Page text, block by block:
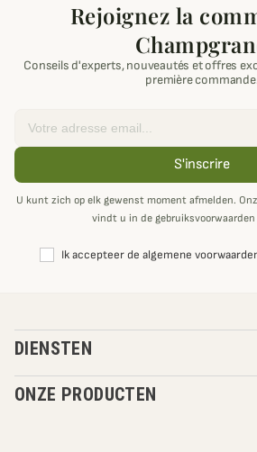
Rejoignez la
Conseils d'experts, nouveautés et offres
première
S'inscrire
U kunt zich op elk gewenst moment afmelden.
vindt u in de
Ik accepteer de algemene
DIENSTEN
ONZE PRODUCTEN